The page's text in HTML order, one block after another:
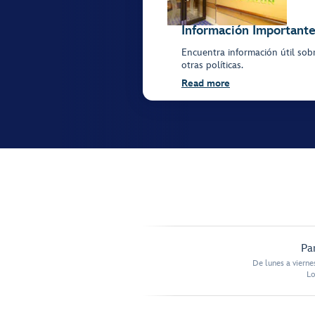
Información
Encuentra información útil
otras políticas.
Read more
De lunes a